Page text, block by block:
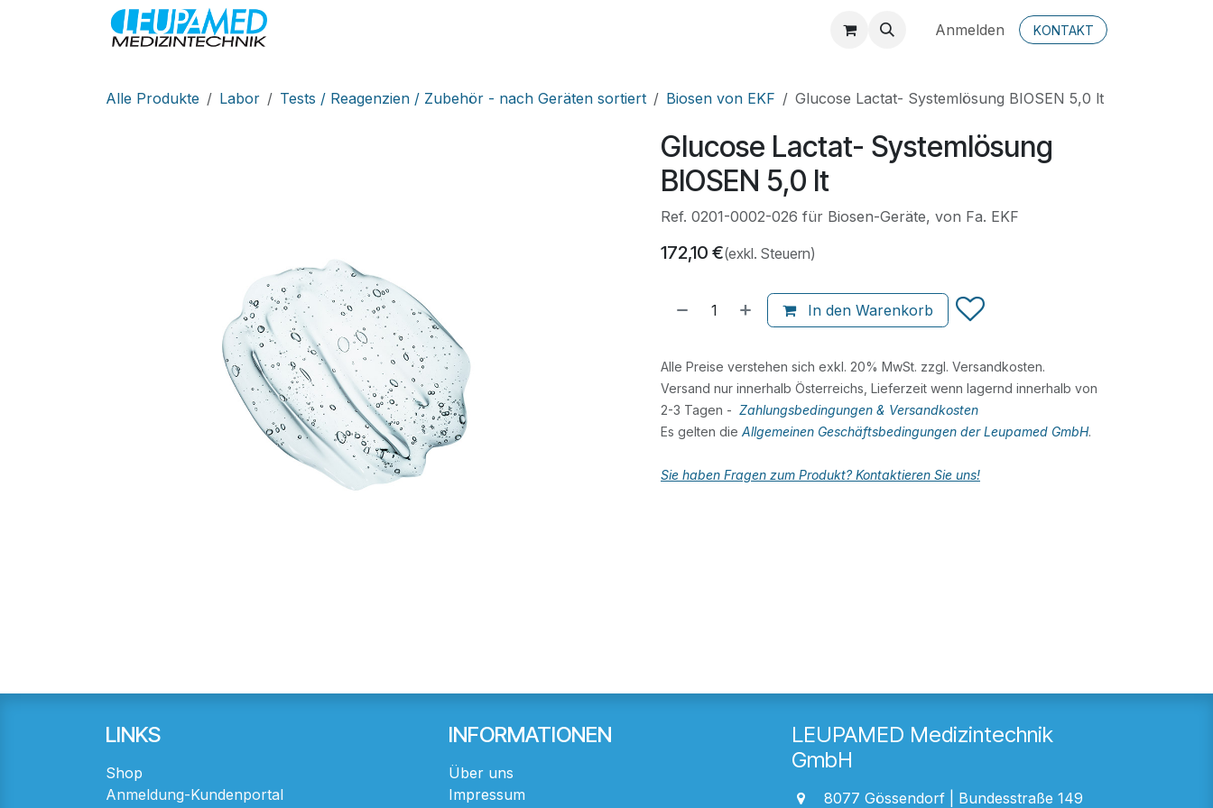
Zum Inhalt springen
Anmelden KONTAKT
Alle Produkte Labor Tests / Reagenzien / Zubehör - nach Geräten sortiert Biosen von EKF Glucose Lactat- Systemlösung BIOSEN 5,0 lt
Glucose Lactat- Systemlösung
BIOSEN 5,0 lt
Ref. 0201-0002-026 für Biosen-Geräte, von Fa. EKF
172,10 €(exkl. Steuern)
In den Warenkorb
Alle Preise verstehen sich exkl. 20% MwSt. zzgl. Versandkosten.
Versand nur innerhalb Österreichs, Lieferzeit wenn lagernd innerhalb von
2-3 Tagen - Zahlungsbedingungen & Versandkosten
Es gelten die Allgemeinen Geschäftsbedingungen der Leupamed GmbH.
Sie haben Fragen zum Produkt? Kontaktieren Sie uns!
LINKS
Shop
Anmeldung-Kundenportal
INFORMATIONEN
Über uns
Impressum
LEUPAMED Medizintechnik
GmbH
8077 Gössendorf | Bundesstraße 149